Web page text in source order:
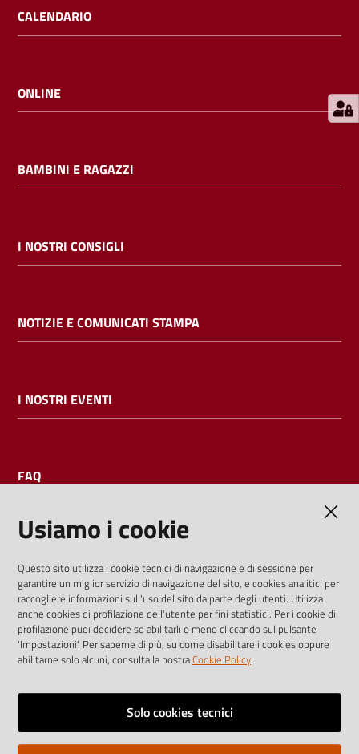
i
cataloghi
bibliotecario
CALENDARIO
ONLINE
BAMBINI E RAGAZZI
I NOSTRI CONSIGLI
NOTIZIE E COMUNICATI STAMPA
I NOSTRI EVENTI
FAQ
I dati personali pubblicati sono riutilizzabili solo alle condizioni
previste dalla direttiva comunitaria 2003/98/CE e dal d.lgs.
36/2006
Vai alla pagina
Note legali
Usiamo i cookie
Questo sito utilizza i cookie tecnici di navigazione e di sessione per
garantire un miglior servizio di navigazione del sito, e cookies analitici per
raccogliere informazioni sull'uso del sito da parte degli utenti. Utilizza
anche cookies di profilazione dell'utente per fini statistici. Per i cookie di
profilazione puoi decidere se abilitarli o meno cliccando sul pulsante
'Impostazioni'. Per saperne di più, su come disabilitare i cookies oppure
abilitarne solo alcuni, consulta la nostraCookie Policy.
Solo cookies tecnici